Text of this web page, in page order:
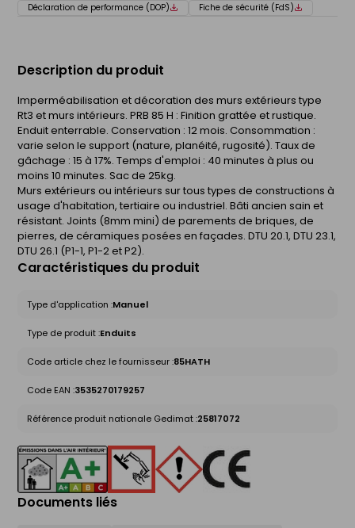
Déclaration de performance (DOP)
Fiche de sécurité (FdS)
Description du produit
Imperméabilisation et décoration des murs extérieurs type
Rt3 et murs intérieurs. PRB 85 H : Finition grattée et rustique.
Enduit enterrable. Conservation : 12 mois. Consommation :
varie selon le support (nature, planéité, rugosité). Taux de
gâchage : 15 à 17%. Temps d'emploi : 40 minutes à plus ou
moins 10 minutes. Sac de 25kg.
Murs extérieurs ou intérieurs sur tous types de constructions à
usage d'habitation, tertiaire ou industriel. Bâti ancien sain et
résistant. Joints (8mm mini) de parements de briques, de
pierres, de céramiques posées en façades. DTU 20.1, DTU 23.1,
DTU 26.1 (P1-1, P1-2 et P2).
Caractéristiques du produit
Type d'application :Manuel
Type de produit :Enduits
Code article chez le fournisseur :85HATH
Code EAN :3535270179257
Référence produit nationale Gedimat :25817072
Documents liés